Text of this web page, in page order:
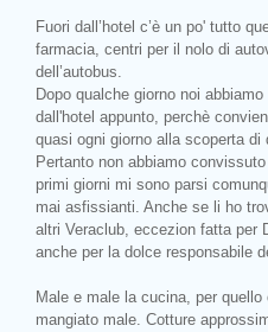
Fuori dall’hotel c’è un po' tutto
farmacia, centri per il nolo di
dell’autobus.
Dopo qualche giorno noi
dall'hotel appunto, perchè
quasi ogni giorno alla scoperta
Pertanto non abbiamo
primi giorni mi sono parsi
mai asfissianti. Anche se li ho
altri Veraclub, eccezion fatta per
anche per la dolce responsabile
Male e male la cucina, per
mangiato male. Cotture